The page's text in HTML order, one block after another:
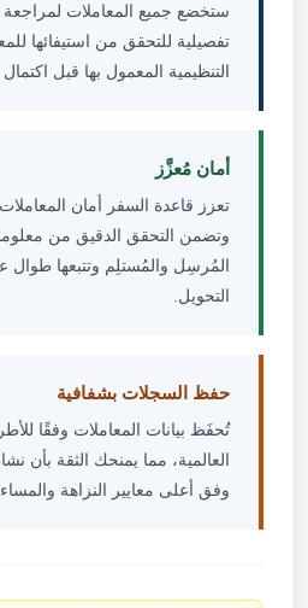
ستخضع جميع المعاملات لمراجعة
تفصيلية للتحقق من استيفائها
التنظيمية المعمول بها قبل اكتمال
أمان مُعزَّز
تعزز قاعدة السفر أمان
وتضمن التحقق الدقيق من
المُرسِل والمُستلِم وتتبعها طوال
التحويل.
حفظ السجلات بشفافية
تُحفَظ بيانات المعاملات وفقًا
العالمية، مما يمنحك الثقة بأن
وفق أعلى معايير النزاهة